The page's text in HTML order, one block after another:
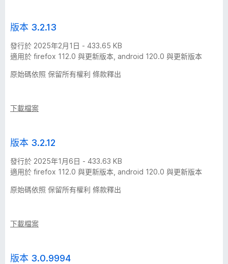
版本 3.2.13
發行於 2025年2月1日 - 433.65 KB
適用於 firefox 112.0 與更新版本, android 120.0 與更新版本
原始碼依照 保留所有權利 條款釋出
下載檔案
版本 3.2.12
發行於 2025年1月6日 - 433.63 KB
適用於 firefox 112.0 與更新版本, android 120.0 與更新版本
原始碼依照 保留所有權利 條款釋出
下載檔案
版本 3.0.9994